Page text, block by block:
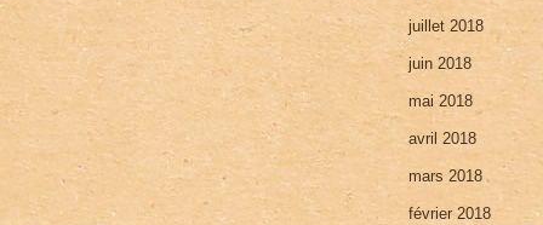
juillet 2018
juin 2018
mai 2018
avril 2018
mars 2018
février 2018